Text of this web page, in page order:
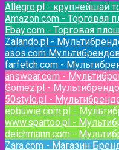
Allegro.pl - крупнейшай
Amazon.com - Торговая
Ebay.com - Торговая
Zalando.pl -
asos.com
farfetch.com -
answear.com -
Gomez.pl -
50style.pl -
eobuwie.com.pl -
www.spartoo.pl -
deichmann.com -
Zara.com - Магазин